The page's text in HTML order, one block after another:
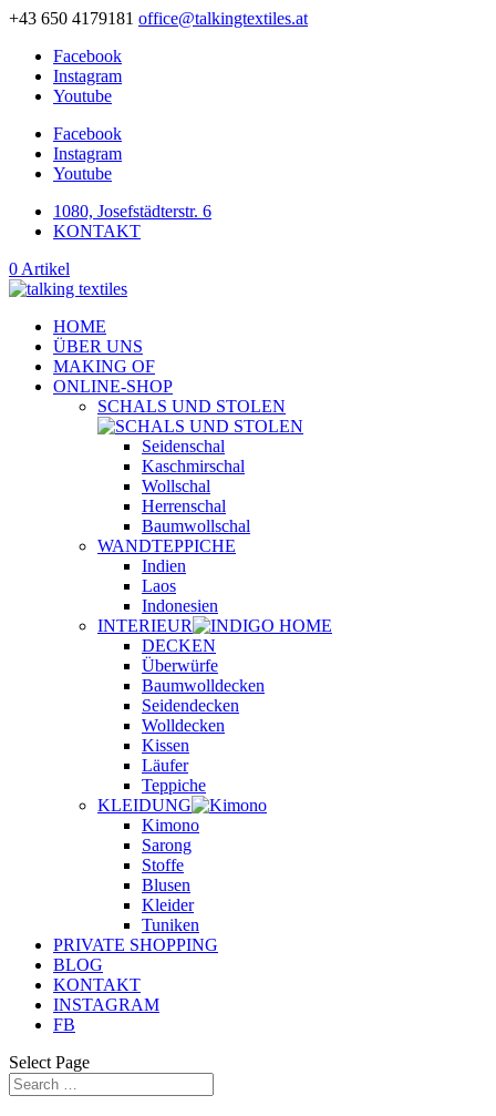
+43 650 4179181 office@talkingtextiles.at
Facebook
Instagram
Youtube
Facebook
Instagram
Youtube
1080, Josefstädterstr. 6
KONTAKT
0 Artikel
HOME
ÜBER UNS
MAKING OF
ONLINE-SHOP
SCHALS UND STOLEN
Seidenschal
Kaschmirschal
Wollschal
Herrenschal
Baumwollschal
WANDTEPPICHE
Indien
Laos
Indonesien
INTERIEUR
DECKEN
Überwürfe
Baumwolldecken
Seidendecken
Wolldecken
Kissen
Läufer
Teppiche
KLEIDUNG
Kimono
Sarong
Stoffe
Blusen
Kleider
Tuniken
PRIVATE SHOPPING
BLOG
KONTAKT
INSTAGRAM
FB
Select Page